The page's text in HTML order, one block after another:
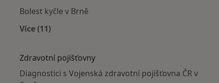
Bolest kyčle v Brně
Více (11)
Zdravotní pojišťovny
Diagnostici s Vojenská zdravotní pojišťovna ČR v